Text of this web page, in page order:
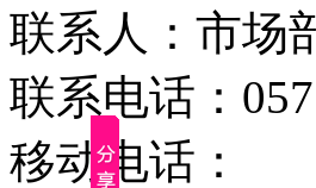
联系人：市场
联系电话：
移动电话：